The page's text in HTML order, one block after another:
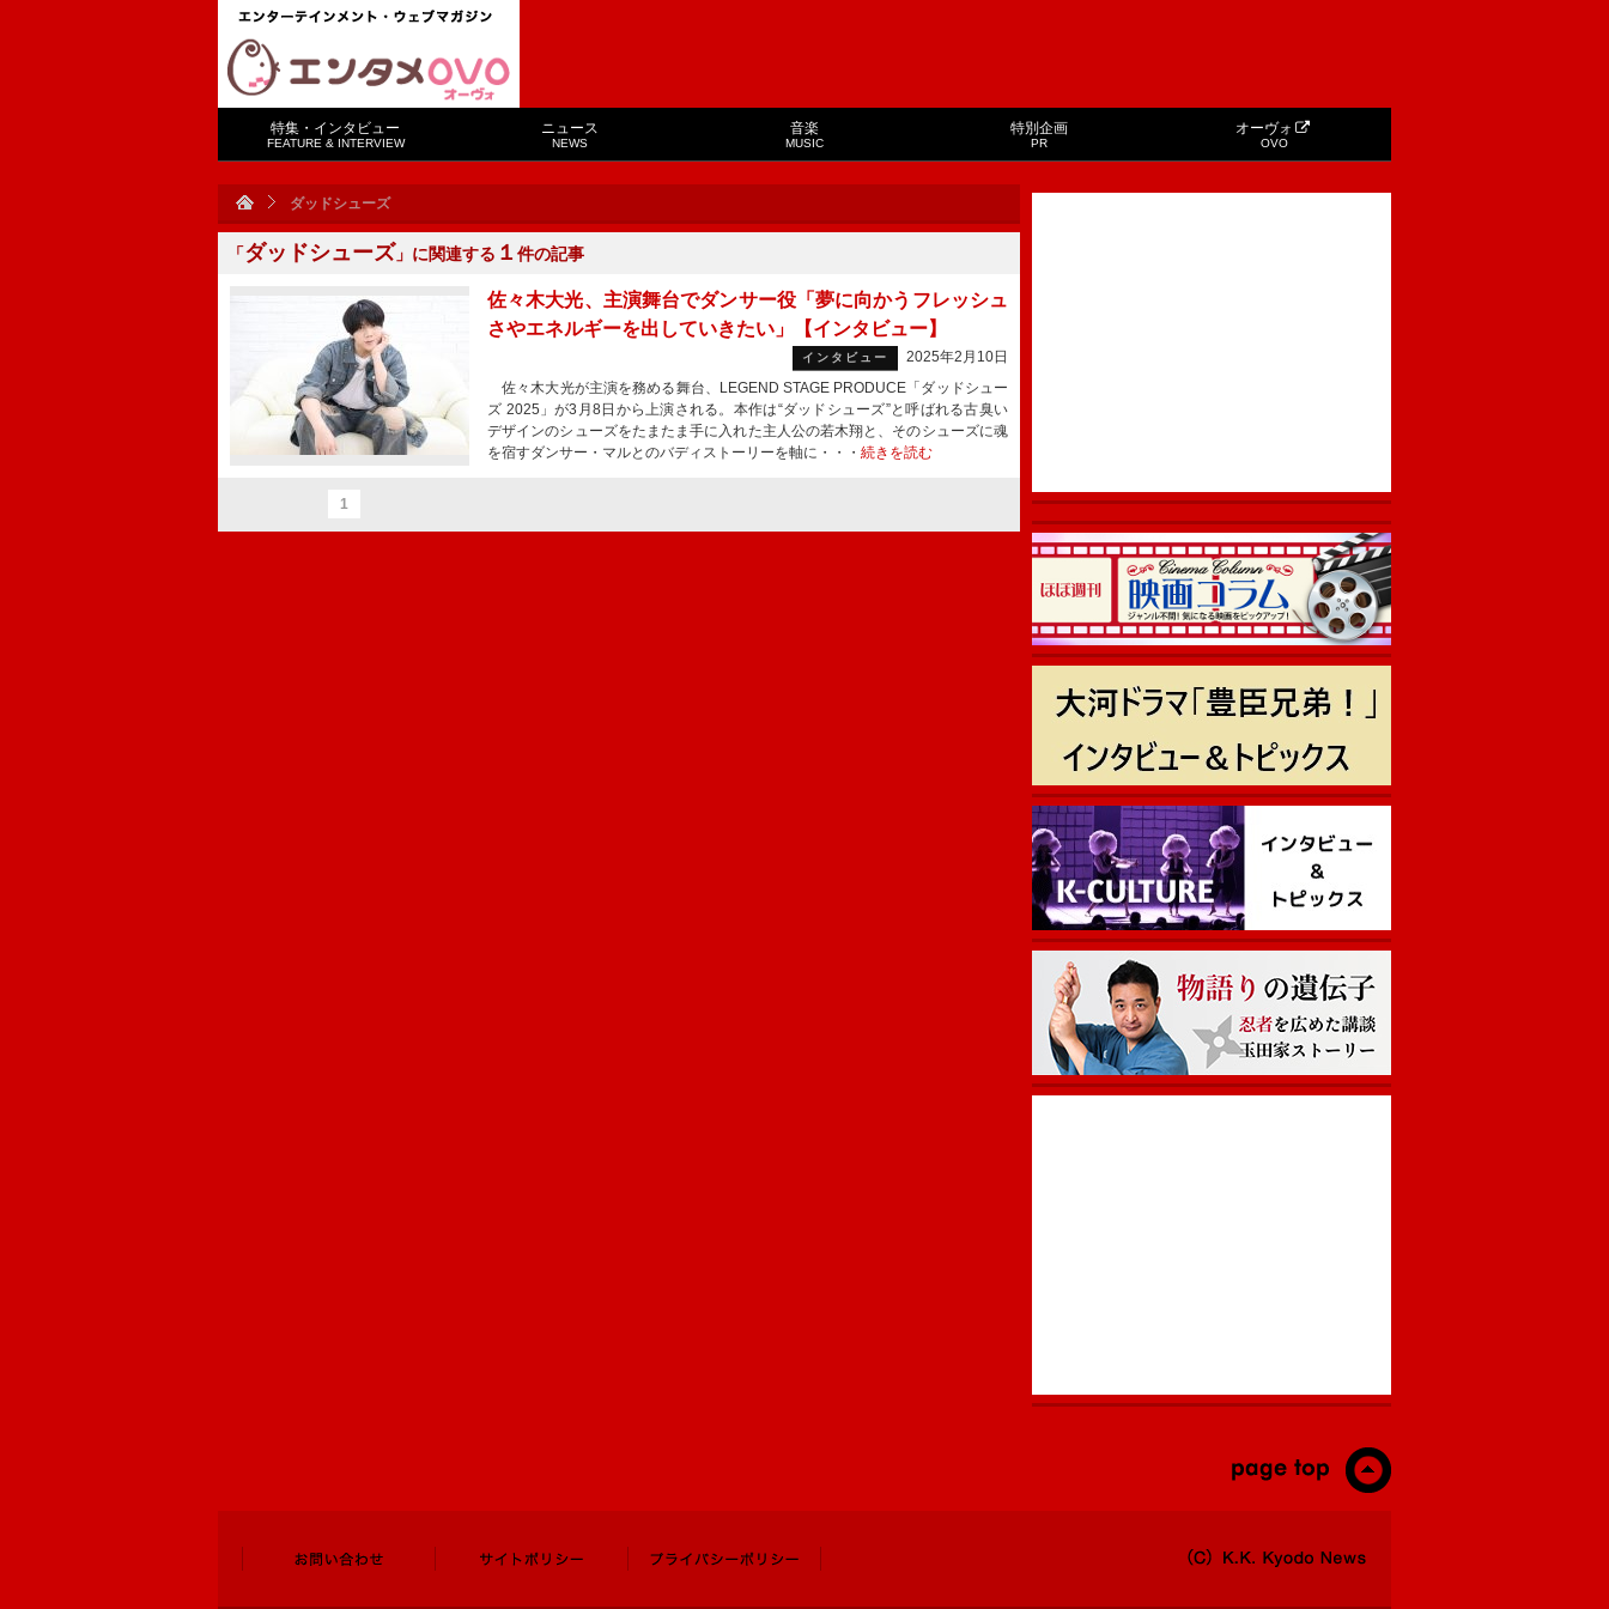
特集・インタビュー
FEATURE & INTERVIEW
ニュース
NEWS
音楽
MUSIC
特別企画
PR
オーヴォ
OVO
ダッドシューズ
「ダッドシューズ 」に関連する １ 件の記事
佐々木大光、主演舞台でダンサー役「夢に向かうフレッシュ
さやエネルギーを出していきたい」【インタビュー】
インタビュー
2025年2月10日
佐々木大光が主演を務める舞台、LEGEND STAGE PRODUCE「ダッドシュー
ズ 2025」が3月8日から上演される。本作は“ダッドシューズ”と呼ばれる古臭い
デザインのシューズをたまたま手に入れた主人公の若木翔と、そのシューズに魂
を宿すダンサー・マルとのバディストーリーを軸に・・・ 続きを読む
1